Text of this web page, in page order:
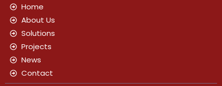
Home
About Us
Solutions
Projects
News
Contact